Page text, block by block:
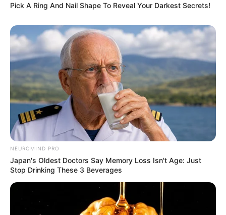
8 Kata Lucu Seputar Malam
Minggu ala Jomblo yang Bikin
Ngenes
10 Desain Kanopi Tempat
Tidur, Serasa Beristirahat di
Kamar Raja
Pick A Ring And Nail Shape To Reveal Your Darkest Secrets!
NEUROMIND PRO
Japan's Oldest Doctors Say Memory Loss Isn't Age: Just
Stop Drinking These 3 Beverages